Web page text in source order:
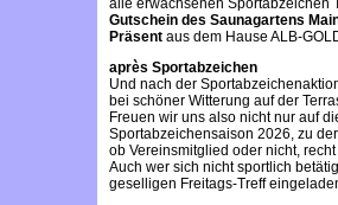
alle erwachsenen Sportabzeichen
Gutschein des Saunagartens
Präsent aus dem Hause ALB-
après Sportabzeichen
Und nach der
bei schöner Witterung auf der
Freuen wir uns also nicht nur auf
Sportabzeichensaison 2026, zu
ob Vereinsmitglied oder nicht,
Auch wer sich nicht sportlich
geselligen Freitags-Treff